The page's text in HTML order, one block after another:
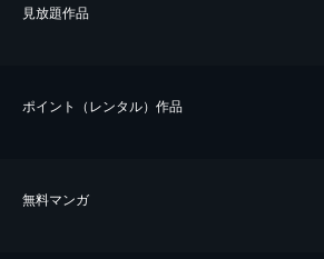
⾒放題作品
ポイント（レンタル）作品
無料マンガ